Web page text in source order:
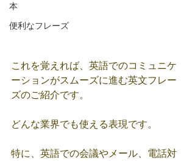
本
便利なフレーズ
これを覚えれば、英語でのコミュニケ
ーションがスムーズに進む英文フレー
ズのご紹介です。
どんな業界でも使える表現です。
特に、英語での会議やメール、電話対